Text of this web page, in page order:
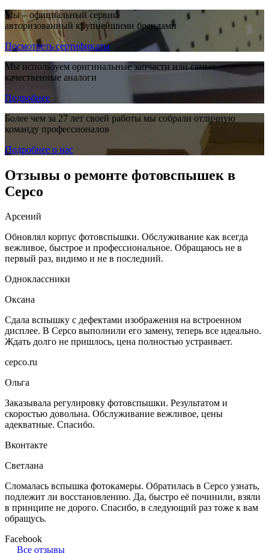
Мы – официальный сервис,
авторизованный крупнейшими брендами
Посмотреть сертификаты
Мы используем оригинальные запчасти или самые
качественные аналоги
Подробнее
Более чем за 27 лет своей работы мы собрали отличную
команду профессионалов
Подробнее о нас
Отзывы о ремонте фотовспышек в
Серсо
Арсений
Обновлял корпус фотовспышки. Обслуживание как всегда
вежливое, быстрое и профессиональное. Обращаюсь не в
первый раз, видимо и не в последний.
Одноклассники
Оксана
Сдала вспышку с дефектами изображения на встроенном
дисплее. В Серсо выполнили его замену, теперь все идеально.
Ждать долго не пришлось, цена полностью устраивает.
серсо.ru
Ольга
Заказывала регулировку фотовспышки. Результатом и
скоростью довольна. Обслуживание вежливое, цены
адекватные. Спасибо.
Вконтакте
Светлана
Сломалась вспышка фотокамеры. Обратилась в Серсо узнать,
подлежит ли восстановлению. Да, быстро её починили, взяли
в принципе не дорого. Спасибо, в следующий раз тоже к вам
обращусь.
Facebook
Все отзывы